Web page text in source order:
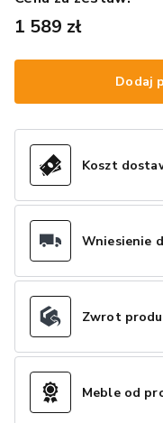
1 589 zł
Dodaj
Koszt
Wniesienie
Zwrot
Meble od